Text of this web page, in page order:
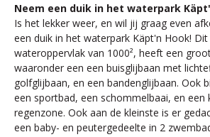
Neem een duik in het waterpark
Is het lekker weer, en wil jij graag even
een duik in het waterpark Käpt'n Hook!
wateroppervlak van 1000², heeft een
waaronder een een buisglijbaan met
golfglijbaan, en een bandenglijbaan. Ook
een sportbad, een schommelbaai, en een
regenzone. Ook aan de kleinste is er
een baby- en peutergedeelte in 2